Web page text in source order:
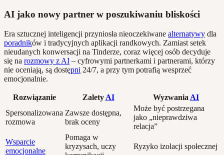
AI jako nowy partner w poszukiwaniu bliskości
Era sztucznej inteligencji przyniosła nieoczekiwane alternatywy dla
poradników i tradycyjnych aplikacji randkowych. Zamiast setek
nieudanych konwersacji na Tinderze, coraz więcej osób decyduje
się na rozmowy z AI – cyfrowymi partnerkami i partnerami, którzy
nie oceniają, są dostępni 24/7, a przy tym potrafią wesprzeć
emocjonalnie.
Rozwiązanie Zalety AI Wyzwania AI
Spersonalizowana
rozmowa
Zawsze dostępna,
brak oceny
Może być postrzegana
jako „nieprawdziwa
relacja”
Wsparcie
emocjonalne
Pomaga w
kryzysach, uczy
Ryzyko izolacji społecznej